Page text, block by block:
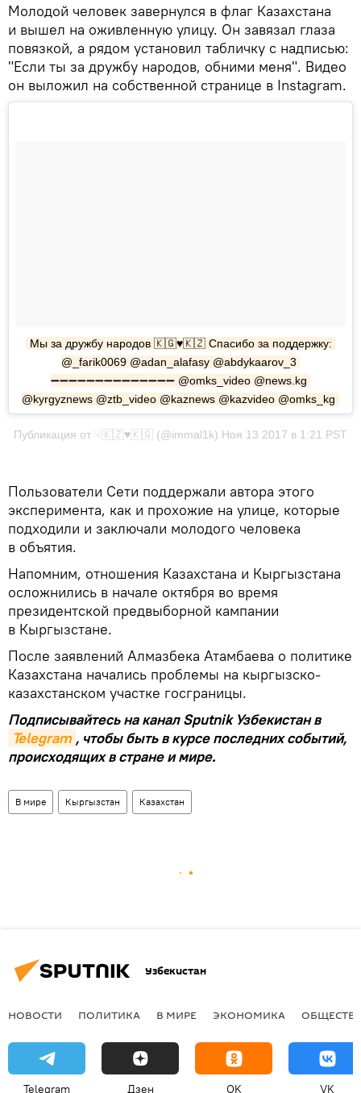
Молодой человек завернулся в флаг Казахстана
и вышел на оживленную улицу. Он завязал глаза
повязкой, а рядом установил табличку с надписью:
"Если ты за дружбу народов, обними меня". Видео
он выложил на собственной странице в Instagram.
Мы за дружбу народов 🇰🇬♥️🇰🇿 Спасибо за поддержку:
@_farik0069 @adan_alafasy @abdykaarov_3
➖➖➖➖➖➖➖➖➖➖➖➖➖➖ @omks_video @news.kg
@kyrgyznews @ztb_video @kaznews @kazvideo @omks_kg
Публикация от ☟🇰🇿♥️🇰🇬 (@immal1k) Ноя 13 2017 в 1:21 PST
Пользователи Сети поддержали автора этого
эксперимента, как и прохожие на улице, которые
подходили и заключали молодого человека
в объятия.
Напомним, отношения Казахстана и Кыргызстана
осложнились в начале октября во время
президентской предвыборной кампании
в Кыргызстане.
После заявлений Алмазбека Атамбаева о политике
Казахстана начались проблемы на кыргызско-
казахстанском участке госграницы.
Подписывайтесь на канал Sputnik Узбекистан в
Telegram , чтобы быть в курсе последних событий,
происходящих в стране и мире.
В мире Кыргызстан Казахстан
Узбекистан
НОВОСТИ ПОЛИТИКА В МИРЕ ЭКОНОМИКА
Telegram Дзен OK VK